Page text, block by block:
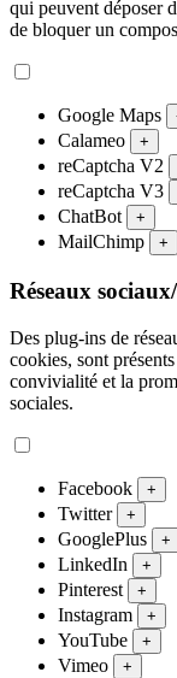
qui peuvent déposer
de bloquer un
Google Maps
Calameo +
reCaptcha V2
reCaptcha V3
ChatBot +
MailChimp +
Réseaux
Des plug-ins de
cookies, sont
convivialité et la
sociales.
Facebook +
Twitter +
GooglePlus +
LinkedIn +
Pinterest +
Instagram +
YouTube +
Vimeo +